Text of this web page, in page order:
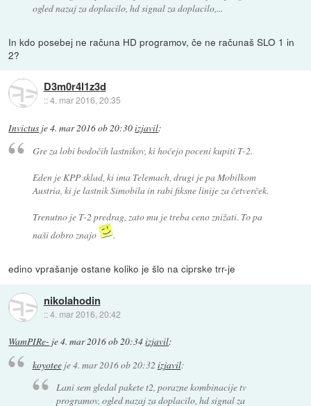
ogled nazaj za doplacilo, hd signal za doplacilo,...
In kdo posebej ne računa HD programov, če ne računaš SLO 1 in
2?
D3m0r4l1z3d
::4. mar 2016, 20:35
Invictus je4. mar 2016 ob 20:30izjavil:
Gre za lobi bodočih lastnikov, ki hočejo poceni kupiti T-2.
Eden je KPP sklad, ki ima Telemach, drugi je pa Mobilkom
Austria, ki je lastnik Simobila in rabi fiksne linije za četverček.
Trenutno je T-2 predrag, zato mu je treba ceno znižati. To pa
naši dobro znajo
.
edino vprašanje ostane koliko je šlo na ciprske trr-je
nikolahodin
::4. mar 2016, 20:42
WamPIRe- je4. mar 2016 ob 20:34izjavil:
koyoteeje4. mar 2016 ob 20:32 izjavil:
Lani sem gledal pakete t2, porazne kombinacije tv
programov, ogled nazaj za doplacilo, hd signal za